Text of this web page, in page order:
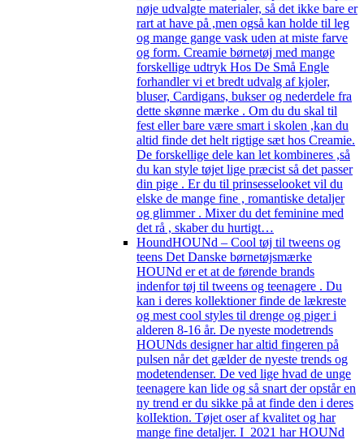
nøje udvalgte materialer, så det ikke bare er
rart at have på ,men også kan holde til leg
og mange gange vask uden at miste farve
og form. Creamie børnetøj med mange
forskellige udtryk Hos De Små Engle
forhandler vi et bredt udvalg af kjoler,
bluser, Cardigans, bukser og nederdele fra
dette skønne mærke . Om du du skal til
fest eller bare være smart i skolen ,kan du
altid finde det helt rigtige sæt hos Creamie.
De forskellige dele kan let kombineres ,så
du kan style tøjet lige præcist så det passer
din pige . Er du til prinsesselooket vil du
elske de mange fine , romantiske detaljer
og glimmer . Mixer du det feminine med
det rå , skaber du hurtigt…
HoundHOUNd – Cool tøj til tweens og
teens Det Danske børnetøjsmærke
HOUNd er et at de førende brands
indenfor tøj til tweens og teenagere . Du
kan i deres kollektioner finde de lækreste
og mest cool styles til drenge og piger i
alderen 8-16 år. De nyeste modetrends
HOUNds designer har altid fingeren på
pulsen når det gælder de nyeste trends og
modetendenser. De ved lige hvad de unge
teenagere kan lide og så snart der opstår en
ny trend er du sikke på at finde den i deres
kolIektion. Tøjet oser af kvalitet og har
mange fine detaljer. I 2021 har HOUNd